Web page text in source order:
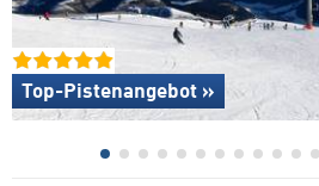
Top-Pistenangebot »